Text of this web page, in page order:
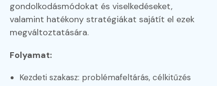
gondolkodásmódokat és viselkedéseket,
valamint hatékony stratégiákat sajátít el ezek
megváltoztatására.
Folyamat:
Kezdeti szakasz: problémafeltárás, célkitűzés